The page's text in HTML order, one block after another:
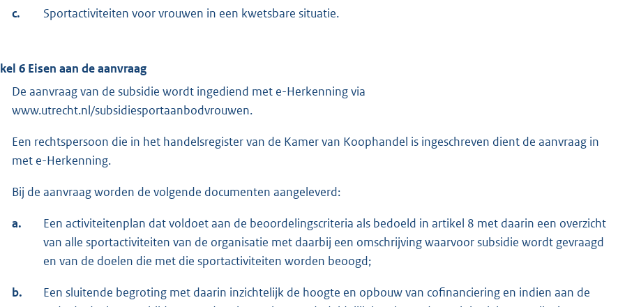
c. Sportactiviteiten voor vrouwen in een kwetsbare situatie.
6 Eisen aan de aanvraag
De aanvraag van de subsidie wordt ingediend met e-Herkenning via
www.utrecht.nl/subsidiesportaanbodvrouwen.
Een rechtspersoon die in het handelsregister van de Kamer van Koophandel is ingeschreven dient de aanvraag in
met e-Herkenning.
Bij de aanvraag worden de volgende documenten aangeleverd:
a.
Een activiteitenplan dat voldoet aan de beoordelingscriteria als bedoeld in artikel 8 met daarin een overzicht
van alle sportactiviteiten van de organisatie met daarbij een omschrijving waarvoor subsidie wordt gevraagd
en van de doelen die met die sportactiviteiten worden beoogd;
b.
Een sluitende begroting met daarin inzichtelijk de hoogte en opbouw van cofinanciering en indien aan de